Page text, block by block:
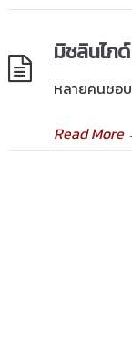
มิชลินไกด์
หลายคนชอ
Read More